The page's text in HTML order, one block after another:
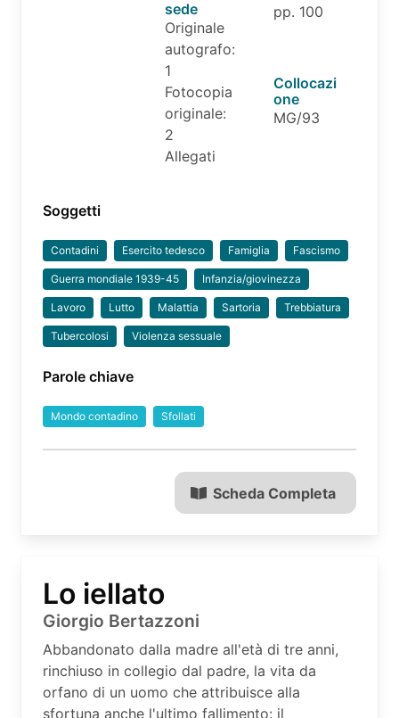
sede
Originale
autografo:
1
Fotocopia
originale:
2
Allegati
pp. 100
Collocazi
one
MG/93
Soggetti
Contadini Esercito tedesco Famiglia Fascismo
Guerra mondiale 1939-45 Infanzia/giovinezza
Lavoro Lutto Malattia Sartoria Trebbiatura
Tubercolosi Violenza sessuale
Parole chiave
Mondo contadino Sfollati
Scheda Completa
Lo iellato
Giorgio Bertazzoni
Abbandonato dalla madre all'età di tre anni,
rinchiuso in collegio dal padre, la vita da
orfano di un uomo che attribuisce alla
sfortuna anche l'ultimo fallimento: il